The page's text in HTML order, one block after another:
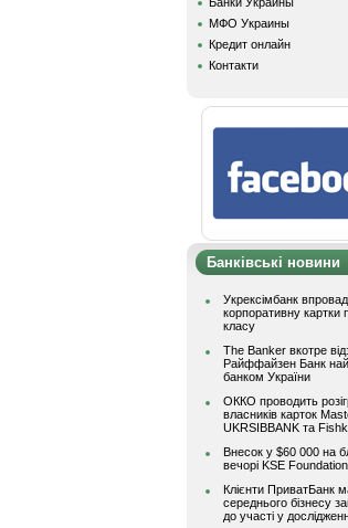
МФО Украины
Кредит онлайн
Контакти
Банківські новини
Укрексімбанк
корпоративну картки
класу
The Banker вкотре
Райффайзен Банк
банком України
ОККО проводить
власників карток
UKRSIBBANK та
Внесок у $60 000 на
вечорі KSE
Клієнти ПриватБанк
середнього бізнесу
до участі у